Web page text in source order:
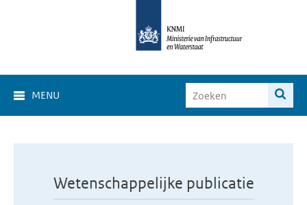
MENU
Wetenschappelijke publicatie